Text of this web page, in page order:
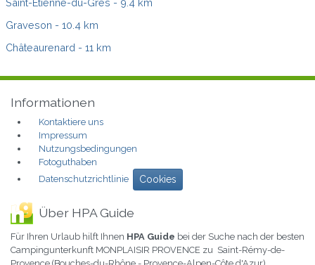
Graveson - 10.4 km
Châteaurenard - 11 km
Informationen
Kontaktiere uns
Impressum
Nutzungsbedingungen
Fotoguthaben
Datenschutzrichtlinie
Cookies
Über HPA Guide
Für Ihren Urlaub hilft Ihnen HPA Guide bei der Suche nach der besten
Campingunterkunft MONPLAISIR PROVENCE zu Saint-Rémy-de-